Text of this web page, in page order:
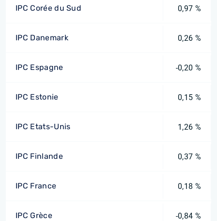
IPC Corée du Sud 0,97 %
IPC Danemark 0,26 %
IPC Espagne -0,20 %
IPC Estonie 0,15 %
IPC Etats-Unis 1,26 %
IPC Finlande 0,37 %
IPC France 0,18 %
IPC Grèce -0,84 %